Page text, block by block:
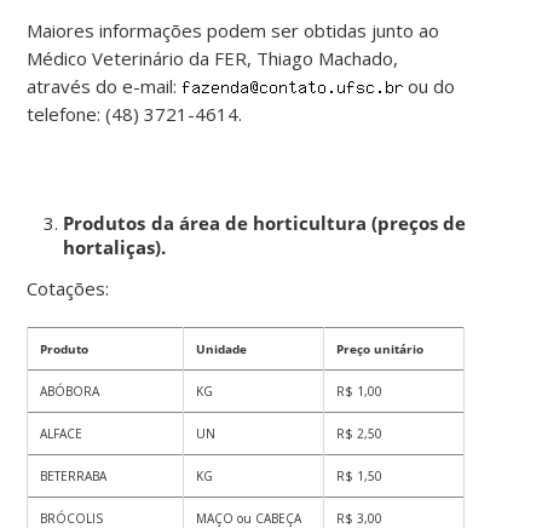
Maiores informações podem ser obtidas junto ao
Médico Veterinário da FER, Thiago Machado,
através do e-mail:
ou do
telefone: (48) 3721-4614.
Produtos da área de horticultura (preços de
hortaliças).
Cotações:
Produto Unidade Preço unitário
ABÓBORA KG R$ 1,00
ALFACE UN R$ 2,50
BETERRABA KG R$ 1,50
BRÓCOLIS MAÇO ou CABEÇA R$ 3,00